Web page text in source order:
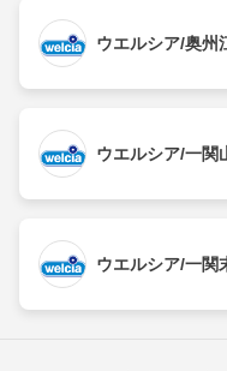
ウエルシア/奥州
ウエルシア/一関
ウエルシア/一関